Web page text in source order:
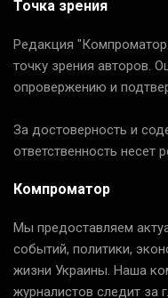
Точка зрения
Редакция
точку зрения авторов.
опровержению и
За достоверность и
ответственность несет
Компроматор
Мы предоставляем
событий, политики,
жизни Украины. Наша
журналистов следит за